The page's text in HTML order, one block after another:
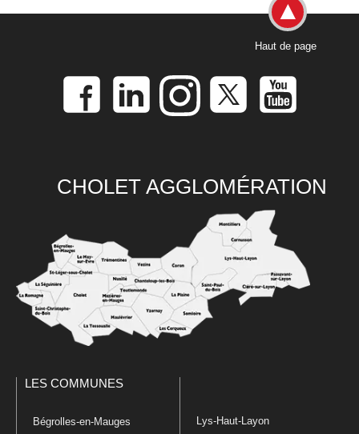
Haut de page
CHOLET AGGLOMÉRATION
LES COMMUNES
Bégrolles-en-Mauges Lys-Haut-Layon